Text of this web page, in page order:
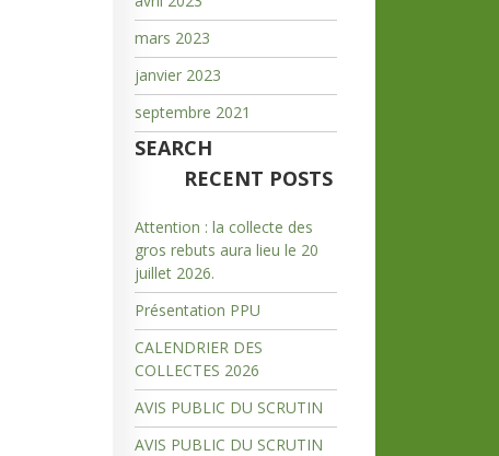
mars 2023
janvier 2023
septembre 2021
SEARCH
RECENT POSTS
Attention : la collecte des
gros rebuts aura lieu le 20
juillet 2026.
Présentation PPU
CALENDRIER DES
COLLECTES 2026
AVIS PUBLIC DU SCRUTIN
AVIS PUBLIC DU SCRUTIN